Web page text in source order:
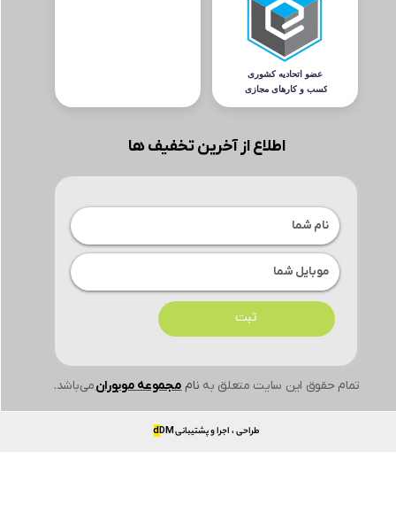
تمام حقوق این سایت متعلق به ناممجموعه موبورانمی‌باشد.
اطلاع از آخرین تخفیف ها
ثبت
طراحی ، اجرا و پشتیبانی dDM